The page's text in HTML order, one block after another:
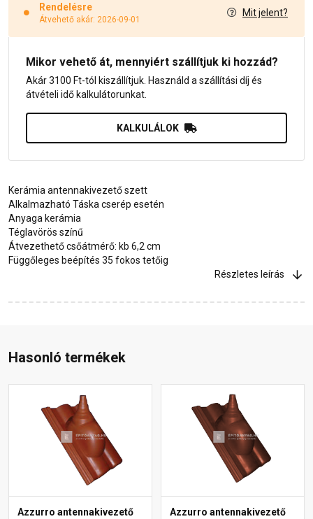
Rendelésre
Átvehető akár: 2026-09-01
Mit jelent?
Mikor vehető át, mennyiért szállítjuk ki hozzád?
Akár 3100 Ft-tól kiszállítjuk. Használd a szállítási díj és
átvételi idő kalkulátorunkat.
KALKULÁLOK
Kerámia antennakivezető szett
Alkalmazható Táska cserép esetén
Anyaga kerámia
Téglavörös színű
Átvezethető csőátmérő: kb 6,2 cm
Függőleges beépítés 35 fokos tetőig
Részletes leírás
Hasonló termékek
Azzurro antennakivezető
Azzurro antennakivezető